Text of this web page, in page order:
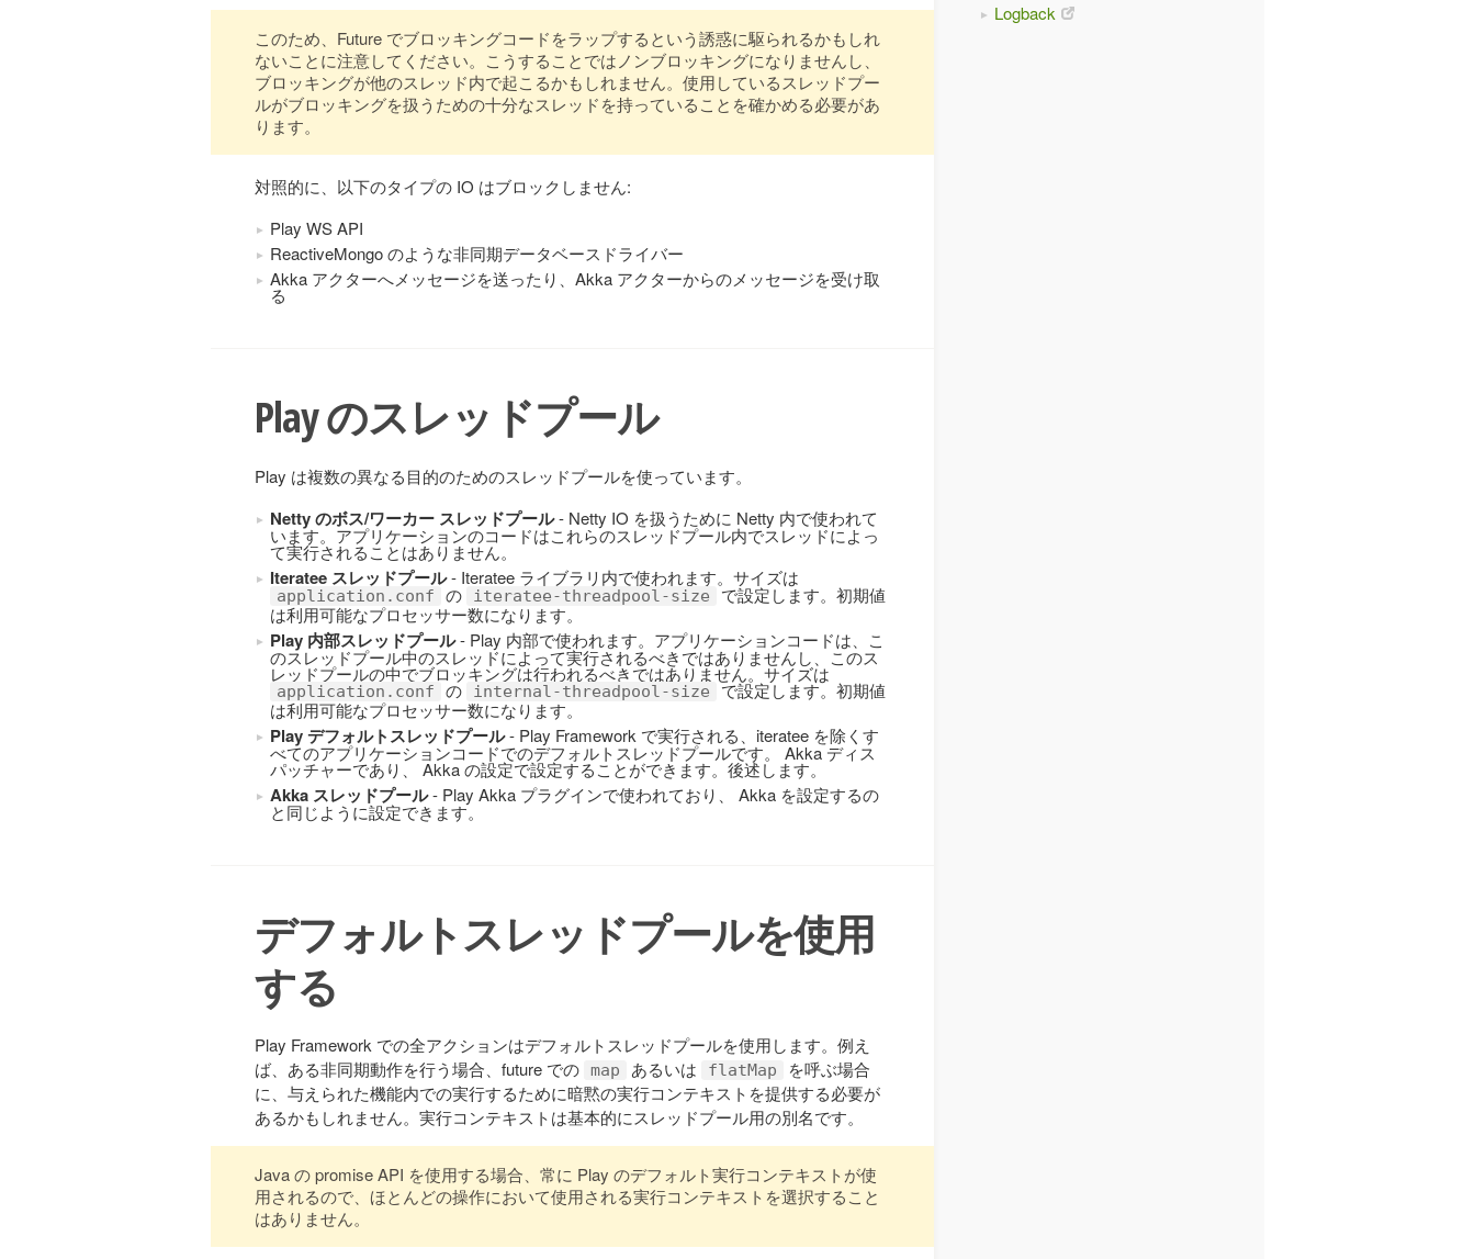
Logback
このため、Future でブロッキングコードをラップするという誘惑に駆られるかもしれ
ないことに注意してください。こうすることではノンブロッキングになりませんし、
ブロッキングが他のスレッド内で起こるかもしれません。使用しているスレッドプー
ルがブロッキングを扱うための十分なスレッドを持っていることを確かめる必要があ
ります。
対照的に、以下のタイプの IO はブロックしません:
Play WS API
ReactiveMongo のような非同期データベースドライバー
Akka アクターへメッセージを送ったり、Akka アクターからのメッセージを受け取
る
Play のスレッドプール
Play は複数の異なる目的のためのスレッドプールを使っています。
Netty のボス/ワーカー スレッドプール- Netty IO を扱うために Netty 内で使われて
います。アプリケーションのコードはこれらのスレッドプール内でスレッドによっ
て実行されることはありません。
Iteratee スレッドプール- Iteratee ライブラリ内で使われます。サイズは
application.conf の iteratee-threadpool-size で設定します。初期値
は利用可能なプロセッサー数になります。
Play 内部スレッドプール- Play 内部で使われます。アプリケーションコードは、こ
のスレッドプール中のスレッドによって実行されるべきではありませんし、このス
レッドプールの中でブロッキングは行われるべきではありません。サイズは
application.conf の internal-threadpool-size で設定します。初期値
は利用可能なプロセッサー数になります。
Play デフォルトスレッドプール- Play Framework で実行される、iteratee を除くす
べてのアプリケーションコードでのデフォルトスレッドプールです。 Akka ディス
パッチャーであり、 Akka の設定で設定することができます。後述します。
Akka スレッドプール- Play Akka プラグインで使われており、 Akka を設定するの
と同じように設定できます。
デフォルトスレッドプールを使用
する
Play Framework での全アクションはデフォルトスレッドプールを使用します。例え
ば、ある非同期動作を行う場合、future での map あるいは flatMap
を呼ぶ場合
に、与えられた機能内での実行するために暗黙の実行コンテキストを提供する必要が
あるかもしれません。実行コンテキストは基本的にスレッドプール用の別名です。
Java の promise API を使用する場合、常に Play のデフォルト実行コンテキストが使
用されるので、ほとんどの操作において使用される実行コンテキストを選択すること
はありません。